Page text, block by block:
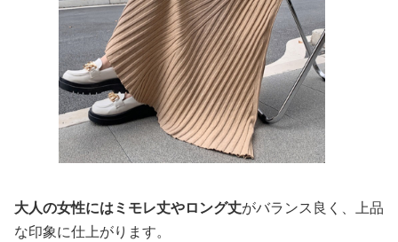
大人の女性にはミモレ丈やロング丈がバランス良く、上品
な印象に仕上がります。